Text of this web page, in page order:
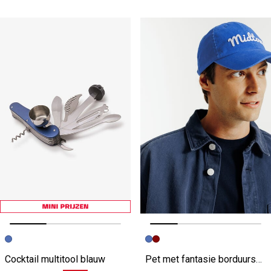
Vorige afbeelding
Volgende beeld
Cocktail multitool blauw
Vorige afbeelding
Volgende beeld
Pet met fantasie borduursel blauw